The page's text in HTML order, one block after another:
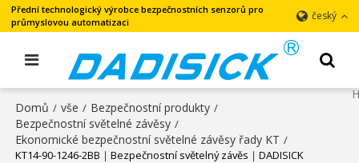
Přední technologický výrobce bezpečnostních senzorů pro
průmyslovou automatizaci
český
Domů / vše / Bezpečnostní produkty /
Bezpečnostní světelné závěsy /
Ekonomické bezpečnostní světelné závěsy řady KT /
KT14-90-1246-2BB｜Bezpečnostní světelný závěs｜DADISICK